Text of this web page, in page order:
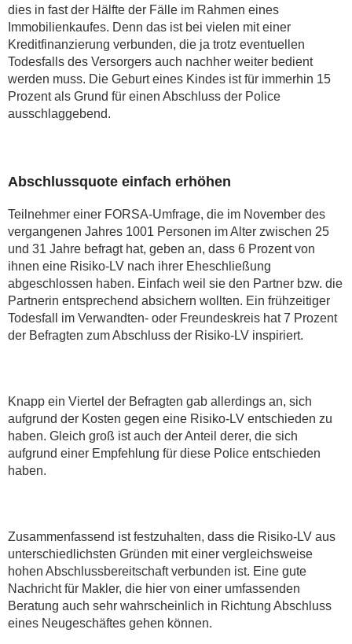
dies in fast der Hälfte der Fälle im Rahmen eines
Immobilienkaufes. Denn das ist bei vielen mit einer
Kreditfinanzierung verbunden, die ja trotz eventuellen
Todesfalls des Versorgers auch nachher weiter bedient
werden muss. Die Geburt eines Kindes ist für immerhin 15
Prozent als Grund für einen Abschluss der Police
ausschlaggebend.
Abschlussquote einfach erhöhen
Teilnehmer einer FORSA-Umfrage, die im November des
vergangenen Jahres 1001 Personen im Alter zwischen 25
und 31 Jahre befragt hat, geben an, dass 6 Prozent von
ihnen eine Risiko-LV nach ihrer Eheschließung
abgeschlossen haben. Einfach weil sie den Partner bzw. die
Partnerin entsprechend absichern wollten. Ein frühzeitiger
Todesfall im Verwandten- oder Freundeskreis hat 7 Prozent
der Befragten zum Abschluss der Risiko-LV inspiriert.
Knapp ein Viertel der Befragten gab allerdings an, sich
aufgrund der Kosten gegen eine Risiko-LV entschieden zu
haben. Gleich groß ist auch der Anteil derer, die sich
aufgrund einer Empfehlung für diese Police entschieden
haben.
Zusammenfassend ist festzuhalten, dass die Risiko-LV aus
unterschiedlichsten Gründen mit einer vergleichsweise
hohen Abschlussbereitschaft verbunden ist. Eine gute
Nachricht für Makler, die hier von einer umfassenden
Beratung auch sehr wahrscheinlich in Richtung Abschluss
eines Neugeschäftes gehen können.